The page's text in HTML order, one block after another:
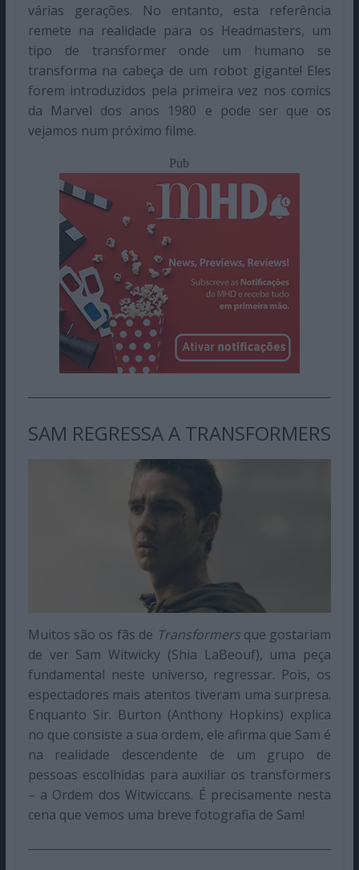
várias gerações. No entanto, esta referência
remete na realidade para os Headmasters, um
tipo de transformer onde um humano se
transforma na cabeça de um robot gigante! Eles
forem introduzidos pela primeira vez nos comics
da Marvel dos anos 1980 e pode ser que os
vejamos num próximo filme.
Pub
SAM REGRESSA A TRANSFORMERS
Muitos são os fãs de Transformersque gostariam
de ver Sam Witwicky (Shia LaBeouf), uma peça
fundamental neste universo, regressar. Pois, os
espectadores mais atentos tiveram uma surpresa.
Enquanto Sir. Burton (Anthony Hopkins) explica
no que consiste a sua ordem, ele afirma que Sam é
na realidade descendente de um grupo de
pessoas escolhidas para auxiliar os transformers
– a Ordem dos Witwiccans. É precisamente nesta
cena que vemos uma breve fotografia de Sam!